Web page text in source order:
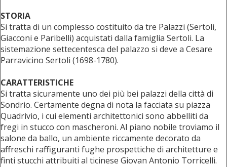
STORIA
Si tratta di un complesso costituito da tre Palazzi (Sertoli,
Giacconi e Paribelli) acquistati dalla famiglia Sertoli. La
sistemazione settecentesca del palazzo si deve a Cesare
Parravicino Sertoli (1698-1780).
CARATTERISTICHE
Si tratta sicuramente uno dei più bei palazzi della città di
Sondrio. Certamente degna di nota la facciata su piazza
Quadrivio, i cui elementi architettonici sono abbelliti da
fregi in stucco con mascheroni. Al piano nobile troviamo il
salone da ballo, un ambiente riccamente decorato da
affreschi raffiguranti fughe prospettiche di architetture e
finti stucchi attribuiti al ticinese Giovan Antonio Torricelli.